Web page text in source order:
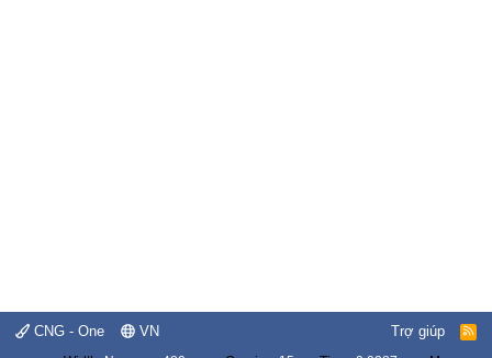
CNG - One VN Trợ giúp
R